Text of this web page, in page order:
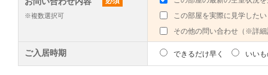
※複数選択可
この部屋を実際に見学したい
その他の問い合わせ（※詳
ご入居時期 できるだけ早く いい